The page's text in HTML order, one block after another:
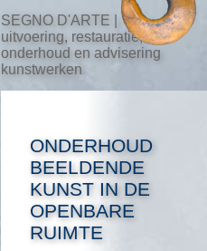
SEGNO D'ARTE |
uitvoering, restauratie,
onderhoud en advisering
kunstwerken
ONDERHOUD
BEELDENDE
KUNST IN DE
OPENBARE
RUIMTE